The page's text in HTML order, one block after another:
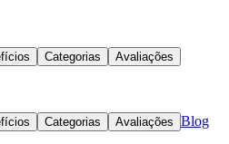
Categorias Avaliações
Categorias Avaliações Blog